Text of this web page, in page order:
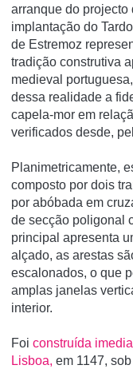
arranque do projecto
implantação do
de Estremoz
tradição construtiva
medieval
dessa realidade a
capela-mor em
verificados desde,
Planimetricamente,
composto por dois
por abóbada em
de secção poligonal
principal apresenta
alçado, as arestas
escalonados, o que
amplas janelas
interior.
Foi construída
Lisboa, em 1147,